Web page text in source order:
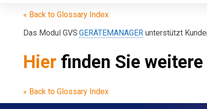
« Back to Glossary Index
Das Modul GVS GERÄTEMANAGER unterstützt
Hier finden Sie weitere
« Back to Glossary Index